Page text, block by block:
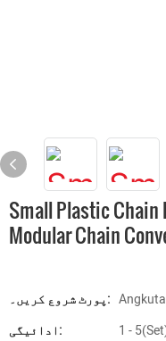
Small Plastic Chain
Modular Chain
پورٹ شروع کریں۔:
ادائیگی:
1 -